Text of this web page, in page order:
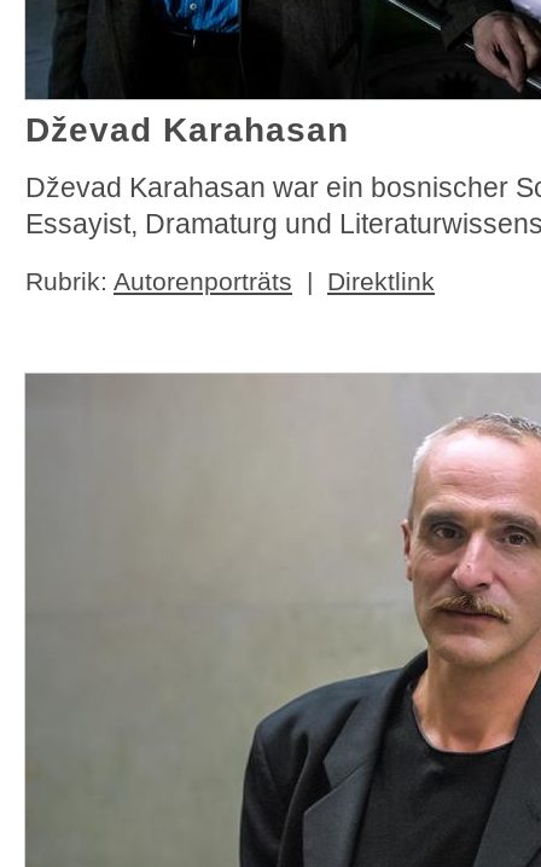
Dževad Karahasan
Dževad Karahasan war ein bosnischer
Essayist, Dramaturg und
Rubrik: Autorenporträts | Direktlink